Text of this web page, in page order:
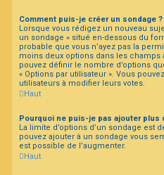
Comment puis-je créer un sondage ?
Lorsque vous rédigez un nouveau
un sondage » situé en-dessous du
probable que vous n’ayez pas la
moins deux options dans les
pouvez définir le nombre d’options
« Options par utilisateur ». Vous
utilisateurs à modifier leurs votes.
Haut
Pourquoi ne puis-je pas ajouter plus
La limite d’options d’un sondage est
pouvez ajouter à un sondage vous
est possible de l’augmenter.
Haut